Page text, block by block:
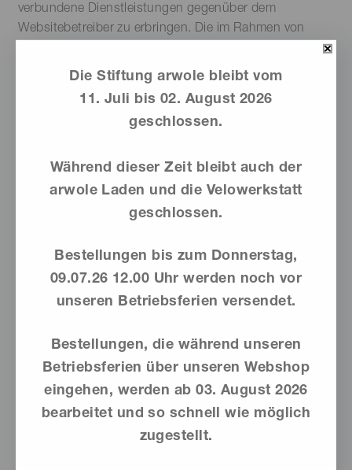
verbundene Dienstleistungen gegenüber dem
Websitebetreiber zu erbringen. Die im Rahmen von
Sie können die Speicherung der Cookies durch eine
verhindern; wir weisen Sie jedoch darauf hin, dass Sie
in diesem Fall gegebenenfalls nicht sämtliche
nutzen können. Sie können darüber hinaus die
Nutzung der Website bezogenen Daten (inkl. Ihrer IP-
Adresse) an Google sowie die Verarbeitung dieser
Daten durch Google verhindern, indem sie das unter
herunterladen und installieren:
https://tools.google.com/dlpage/gaoptout?hl=de
Verwendung von Google
Die Stiftung arwole bleibt vom
11. Juli bis 02. August 2026
geschlossen.
Während dieser Zeit bleibt auch der
arwole Laden und die Velowerkstatt
geschlossen.
Bestellungen bis zum Donnerstag,
09.07.26 12.00 Uhr werden noch vor
unseren Betriebsferien versendet.
Bestellungen, die während unseren
Betriebsferien über unseren Webshop
eingehen, werden ab03. August 2026
bearbeitet und so schnell wie möglich
zugestellt.